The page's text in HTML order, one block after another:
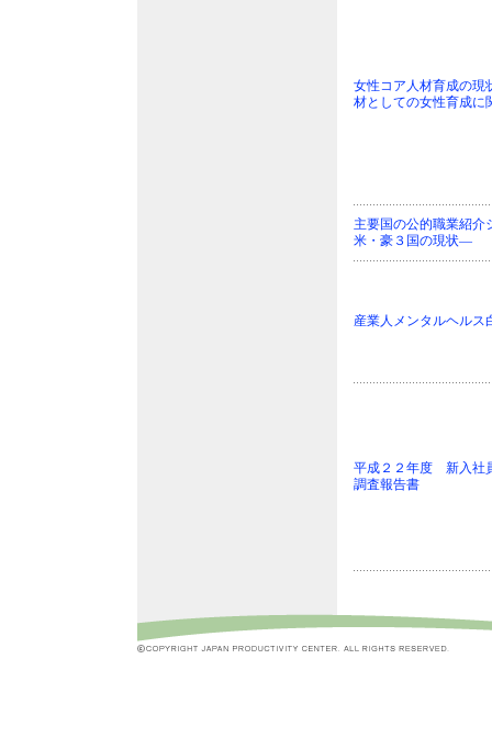
女性コア人材育成の現
材としての女性育成に
主要国の公的職業紹介
米・豪３国の現状―
産業人メンタルヘル
平成２２年度 新入社
調査報告書